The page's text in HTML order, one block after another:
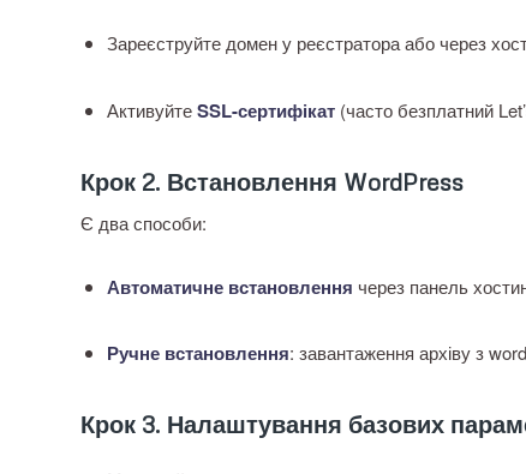
Зареєструйте домен у реєстратора або через
АктивуйтеSSL-сертифікат (часто безплатний
Крок 2. Встановлення WordPress
Є два способи:
Автоматичне встановлення через панель
Ручне встановлення: завантаження архіву з
Крок 3. Налаштування базових